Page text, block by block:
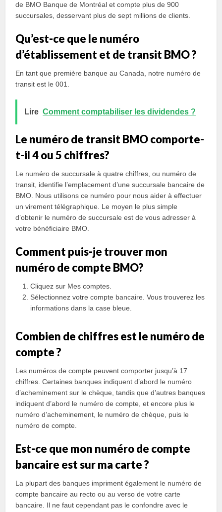
de BMO Banque de Montréal et compte plus de 900
succursales, desservant plus de sept millions de clients.
Qu’est-ce que le numéro
d’établissement et de transit BMO ?
En tant que première banque au Canada, notre numéro de
transit est le 001.
Lire Comment comptabiliser les dividendes ?
Le numéro de transit BMO comporte-
t-il 4 ou 5 chiffres?
Le numéro de succursale à quatre chiffres, ou numéro de
transit, identifie l’emplacement d’une succursale bancaire de
BMO. Nous utilisons ce numéro pour nous aider à effectuer
un virement télégraphique. Le moyen le plus simple
d’obtenir le numéro de succursale est de vous adresser à
votre bénéficiaire BMO.
Comment puis-je trouver mon
numéro de compte BMO?
Cliquez sur Mes comptes.
Sélectionnez votre compte bancaire. Vous trouverez les
informations dans la case bleue.
Combien de chiffres est le numéro de
compte ?
Les numéros de compte peuvent comporter jusqu’à 17
chiffres. Certaines banques indiquent d’abord le numéro
d’acheminement sur le chèque, tandis que d’autres banques
indiquent d’abord le numéro de compte, et encore plus le
numéro d’acheminement, le numéro de chèque, puis le
numéro de compte.
Est-ce que mon numéro de compte
bancaire est sur ma carte ?
La plupart des banques impriment également le numéro de
compte bancaire au recto ou au verso de votre carte
bancaire. Il ne faut cependant pas le confondre avec le